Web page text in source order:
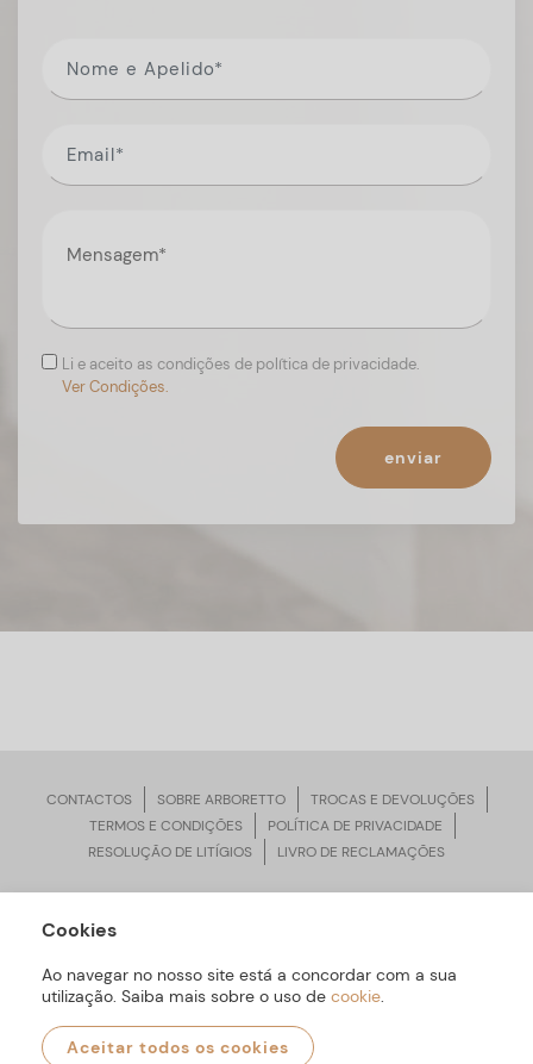
Li e aceito as condições de política de privacidade.
Ver Condições.
enviar
CONTACTOS SOBRE ARBORETTO
TROCAS E DEVOLUÇÕES
TERMOS E CONDIÇÕES
POLÍTICA DE PRIVACIDADE
RESOLUÇÃO DE LITÍGIOS
LIVRO DE RECLAMAÇÕES
ARBORETTO © Todos os Direitos Reservados | Desenvolvido por
Cookies
Ao navegar no nosso site está a concordar com a sua
utilização. Saiba mais sobre o uso de cookie.
Aceitar todos os cookies